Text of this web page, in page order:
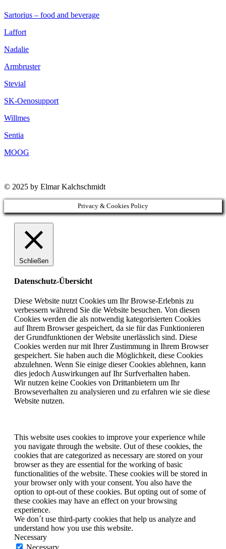
Sartorius – food and beverage
Laffort
Nadalie
Armbruster
Stevial
SK-Oenosupport
Willmes
Sentia
MOOG
© 2025 by Elmar Kalchschmidt
Privacy & Cookies Policy
Schließen
Datenschutz-Übersicht
Diese Website nutzt Cookies um Ihr Browse-Erlebnis zu
verbessern während Sie die Website besuchen. Von diesen
Cookies werden die als notwendig kategorisierten Cookies
auf Ihrem Browser gespeichert, da sie für das Funktionieren
der Grundfunktionen der Website unerlässlich sind. Diese
Cookies werden nur mit Ihrer Zustimmung in Ihrem Browser
gespeichert. Sie haben auch die Möglichkeit, diese Cookies
abzulehnen. Wenn Sie einige dieser Cookies ablehnen, kann
dies jedoch Auswirkungen auf Ihr Surfverhalten haben.
Wir nutzen keine Cookies von Drittanbietern um Ihr
Browseverhalten zu analysieren und zu erfahren wie sie diese
Website nutzen.
This website uses cookies to improve your experience while
you navigate through the website. Out of these cookies, the
cookies that are categorized as necessary are stored on your
browser as they are essential for the working of basic
functionalities of the website. These cookies will be stored in
your browser only with your consent. You also have the
option to opt-out of these cookies. But opting out of some of
these cookies may have an effect on your browsing
experience.
We don´t use third-party cookies that help us analyze and
understand how you use this website.
Necessary
Necessary